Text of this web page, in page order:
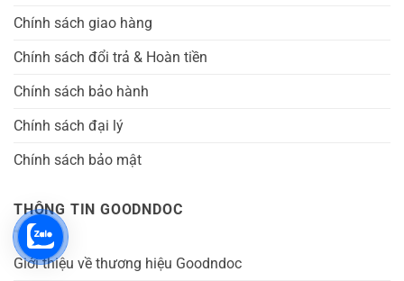
Chính sách giao hàng
Chính sách đổi trả & Hoàn tiền
Chính sách bảo hành
Chính sách đại lý
Chính sách bảo mật
THÔNG TIN GOODNDOC
Giới thiệu về thương hiệu Goodndoc